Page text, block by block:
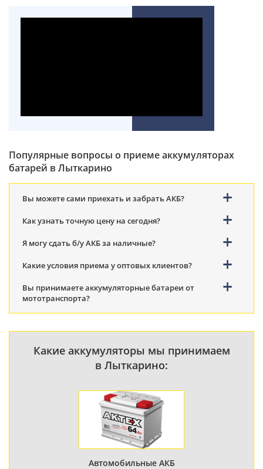
Популярные вопросы о приеме аккумуляторах
батарей в Лыткарино
Вы можете сами приехать и забрать АКБ?
Как узнать точную цену на сегодня?
Я могу сдать б/у АКБ за наличные?
Какие условия приема у оптовых клиентов?
Вы принимаете аккумуляторные батареи от
мототранспорта?
Какие аккумуляторы мы принимаем
в Лыткарино:
Автомобильные АКБ